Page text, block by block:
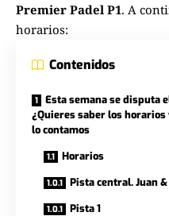
Premier Padel P1. A
horarios:
Contenidos
Esta semana se disputa
¿Quieres saber los
lo contamos
Horarios
Pista central. Juan &
Pista 1